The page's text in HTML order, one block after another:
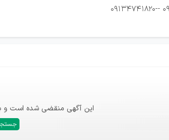
این آگهی منقضی شده است و